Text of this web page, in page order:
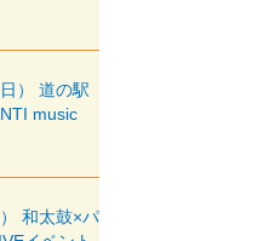
） 道の駅
music
和太鼓×パ